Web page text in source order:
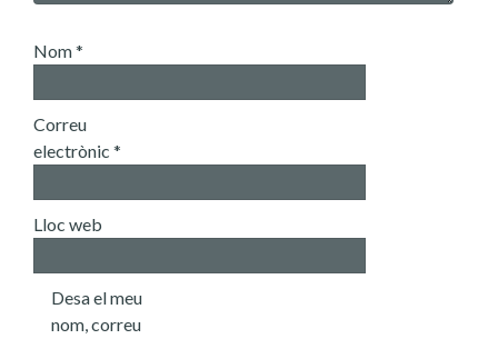
Nom*
Correu
electrònic *
Lloc web
Desa el meu
nom, correu